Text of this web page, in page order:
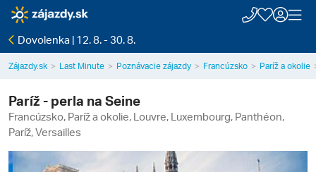
Dovolenka | 12. 8. - 30. 8.
Zájazdy.sk Last Minute Poznávacie zájazdy Francúzsko Paríž a okolie
Paríž - perla na Seine
Francúzsko, Paríž a okolie, Louvre, Luxembourg, Panthéon,
Paríž, Versailles